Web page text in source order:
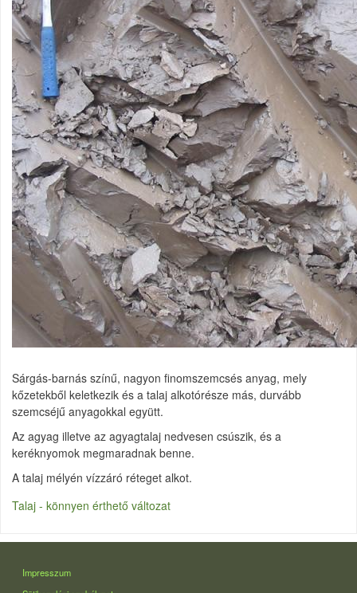
Sárgás-barnás színű, nagyon finomszemcsés anyag, mely
kőzetekből keletkezik és a talaj alkotórésze más, durvább
szemcséjű anyagokkal együtt.
Az agyag illetve az agyagtalaj nedvesen csúszik, és a
keréknyomok megmaradnak benne.
A talaj mélyén vízzáró réteget alkot.
Talaj - könnyen érthető változat
LÁBLÉC
Impresszum